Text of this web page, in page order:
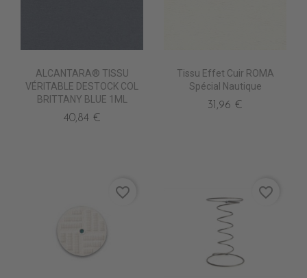
ALCANTARA® TISSU
VÉRITABLE DESTOCK COL
BRITTANY BLUE 1ML
40,84 €
Tissu Effet Cuir ROMA
Spécial Nautique
31,96 €
favorite_border favorite_border